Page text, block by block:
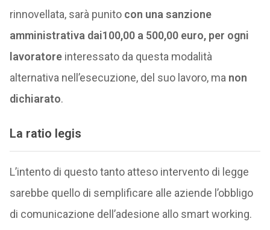
rinnovellata, sarà punito con una sanzione
amministrativa dai100,00 a 500,00 euro, per ogni
lavoratore interessato da questa modalità
alternativa nell’esecuzione, del suo lavoro, ma non
dichiarato.
La ratio legis
L’intento di questo tanto atteso intervento di legge
sarebbe quello di semplificare alle aziende l’obbligo
di comunicazione dell’adesione allo smart working.